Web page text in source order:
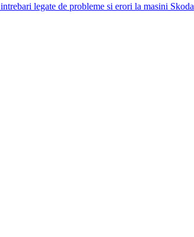
legate de probleme si erori la masini Skoda